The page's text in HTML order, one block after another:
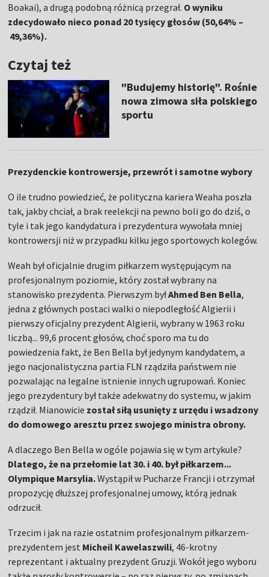
Boakai), a drugą podobną różnicą przegrał. O wyniku
zdecydowało nieco ponad 20 tysięcy głosów (50,64% –
49,36%).
Czytaj też
"Budujemy historię". Rośnie
nowa zimowa siła polskiego
sportu
Prezydenckie kontrowersje, przewrót i samotne wybory
O ile trudno powiedzieć, że polityczna kariera Weaha poszła
tak, jakby chciał, a brak reelekcji na pewno boli go do dziś, o
tyle i tak jego kandydatura i prezydentura wywołała mniej
kontrowersji niż w przypadku kilku jego sportowych kolegów.
Weah był oficjalnie drugim piłkarzem występującym na
profesjonalnym poziomie, który został wybrany na
stanowisko prezydenta. Pierwszym byłAhmed Ben Bella,
jedna z głównych postaci walki o niepodległość Algierii i
pierwszy oficjalny prezydent Algierii, wybrany w 1963 roku
liczbą... 99,6 procent głosów, choć sporo ma tu do
powiedzenia fakt, że Ben Bella był jedynym kandydatem, a
jego nacjonalistyczna partia FLN rządziła państwem nie
pozwalając na legalne istnienie innych ugrupowań. Koniec
jego prezydentury był także adekwatny do systemu, w jakim
rządził. Mianowicie został siłą usunięty z urzędu i wsadzony
do domowego aresztu przez swojego ministra obrony.
A dlaczego Ben Bella w ogóle pojawia się w tym artykule?
Dlatego, że na przełomie lat 30. i 40. był piłkarzem...
Olympique Marsylia.Wystąpił w Pucharze Francji i otrzymał
propozycję dłuższej profesjonalnej umowy, którą jednak
odrzucił.
Trzecim i jak na razie ostatnim profesjonalnym piłkarzem-
prezydentem jest Micheil Kawelaszwili, 46-krotny
reprezentant i aktualny prezydent Gruzji. Wokół jego wyboru